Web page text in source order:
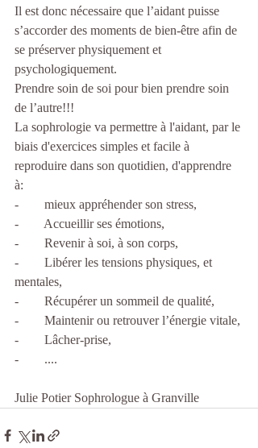
Il est donc nécessaire que l’aidant puisse
s’accorder des moments de bien-être afin de
se préserver physiquement et
psychologiquement.
Prendre soin de soi pour bien prendre soin
de l’autre!!!
La sophrologie va permettre à l'aidant, par le
biais d'exercices simples et facile à
reproduire dans son quotidien, d'apprendre
à:
-        mieux appréhender son stress,
-        Accueillir ses émotions,
-        Revenir à soi, à son corps,
-        Libérer les tensions physiques, et
mentales,
-        Récupérer un sommeil de qualité,
-        Maintenir ou retrouver l’énergie vitale,
-        Lâcher-prise,
-        ....
Julie Potier Sophrologue à Granville